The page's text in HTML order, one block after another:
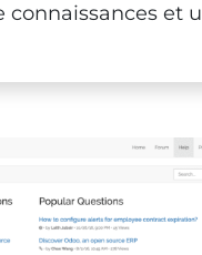
connaissances et